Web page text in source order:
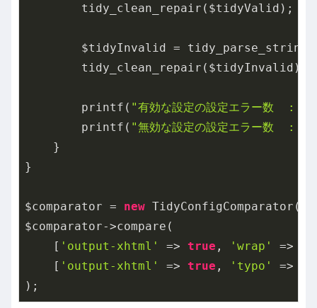
        tidy_clean_repair($tidyValid);
        $tidyInvalid = tidy_parse_string(
        tidy_clean_repair($tidyInvalid);
        printf(
"有効な設定の設定エラー数  :
        printf(
"無効な設定の設定エラー数  :
    }
}
$comparator = new TidyConfigComparator();
$comparator->compare(
    [
'output-xhtml' => true , 'wrap' =>
    [
'output-xhtml' => true , 'typo' =>